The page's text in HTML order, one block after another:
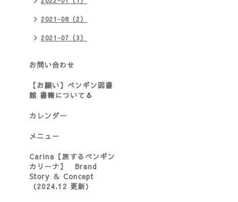
2021-08（2）
2021-07（3）
お問い合わせ
【お願い】ペンギン図書
館 書籍について🐧
カレンダー
メニュー
Carina【旅するペンギン
カリーナ】 Brand
Story ＆ Concept
（2024.12 更新）